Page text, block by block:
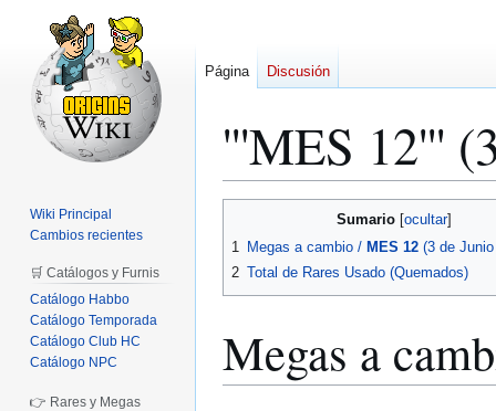
'''MES 12'''
navegación
búsqueda
Sumario
1 Megas a cambio / MES 12 (3 de
2 Total de Rares Usado (Quemados)
Megas a
Página Discusión
Wiki Principal
Cambios recientes
🛒 Catálogos y Furnis
Catálogo Habbo
Catálogo Temporada
Catálogo Club HC
Catálogo NPC
👉 Rares y Megas